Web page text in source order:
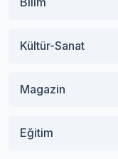
Kültür-Sanat
Magazin
Eğitim